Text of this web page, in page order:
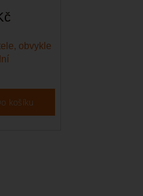
obvykle
košíku